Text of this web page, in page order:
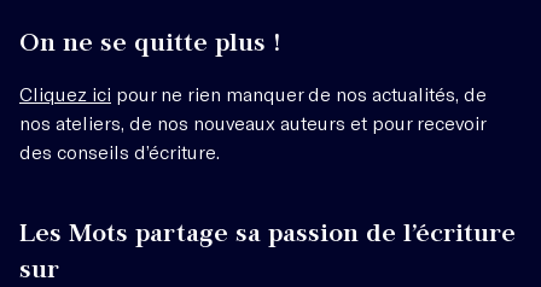
On ne se quitte plus !
Cliquez ici pour ne rien manquer de nos actualités, de
nos ateliers, de nos nouveaux auteurs et pour recevoir
des conseils d’écriture.
Les Mots partage sa passion de l’écriture
sur